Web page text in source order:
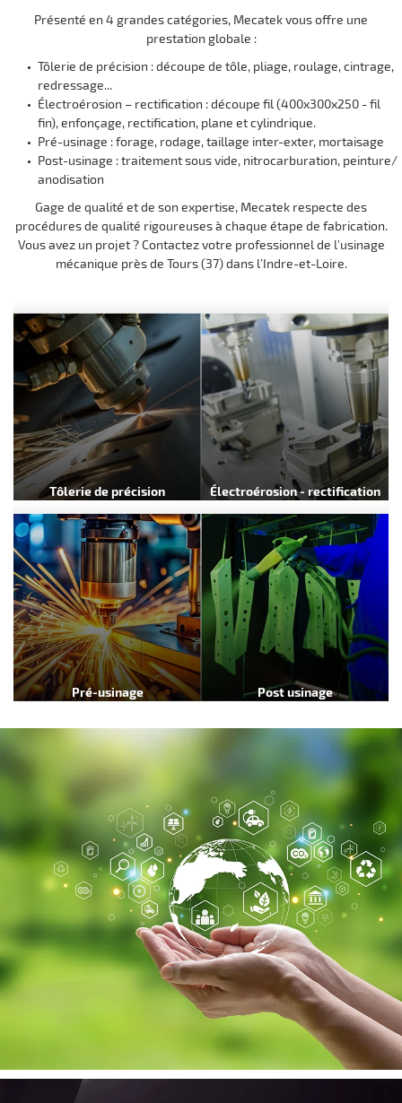
ACCUEIL
PARC MACHINES
MATIÈRES
AVIS
ACTUALITÉS
CONTACT
Restez
Inscription
Présenté en 4 grandes catégories, Mecatek vous offre une
prestation globale :
Tôlerie de précision : découpe de tôle, pliage, roulage, cintrage,
redressage...
Électroérosion – rectification : découpe fil (400x300x250 - fil
fin), enfonçage, rectification, plane et cylindrique.
Pré-usinage : forage, rodage, taillage inter-exter, mortaisage
Post-usinage : traitement sous vide, nitrocarburation, peinture/
anodisation
Gage de qualité et de son expertise, Mecatek respecte des
procédures de qualité rigoureuses à chaque étape de fabrication.
Vous avez un projet ? Contactez votre professionnel de l’usinage
mécanique près de Tours (37) dans l’Indre-et-Loire.
Tôlerie de précision Électroérosion - rectification
Pré-usinage Post usinage